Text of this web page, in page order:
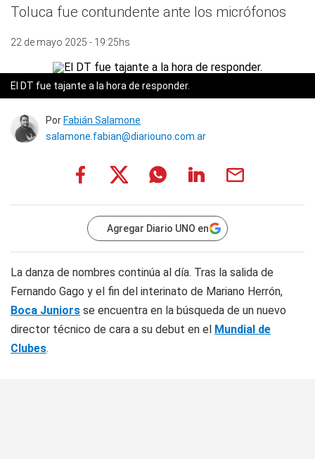
Toluca fue contundente ante los micrófonos
22 de mayo 2025 - 19:25hs
El DT fue tajante a la hora de responder.
Por Fabián Salamone
salamone.fabian@diariouno.com.ar
Agregar Diario UNO en
La danza de nombres continúa al día. Tras la salida de
Fernando Gago y el fin del interinato de Mariano Herrón,
Boca Juniors se encuentra en la búsqueda de un nuevo
director técnico de cara a su debut en el Mundial de
Clubes.